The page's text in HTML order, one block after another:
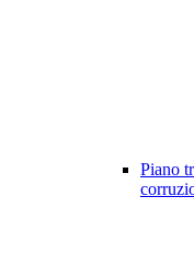
Piano